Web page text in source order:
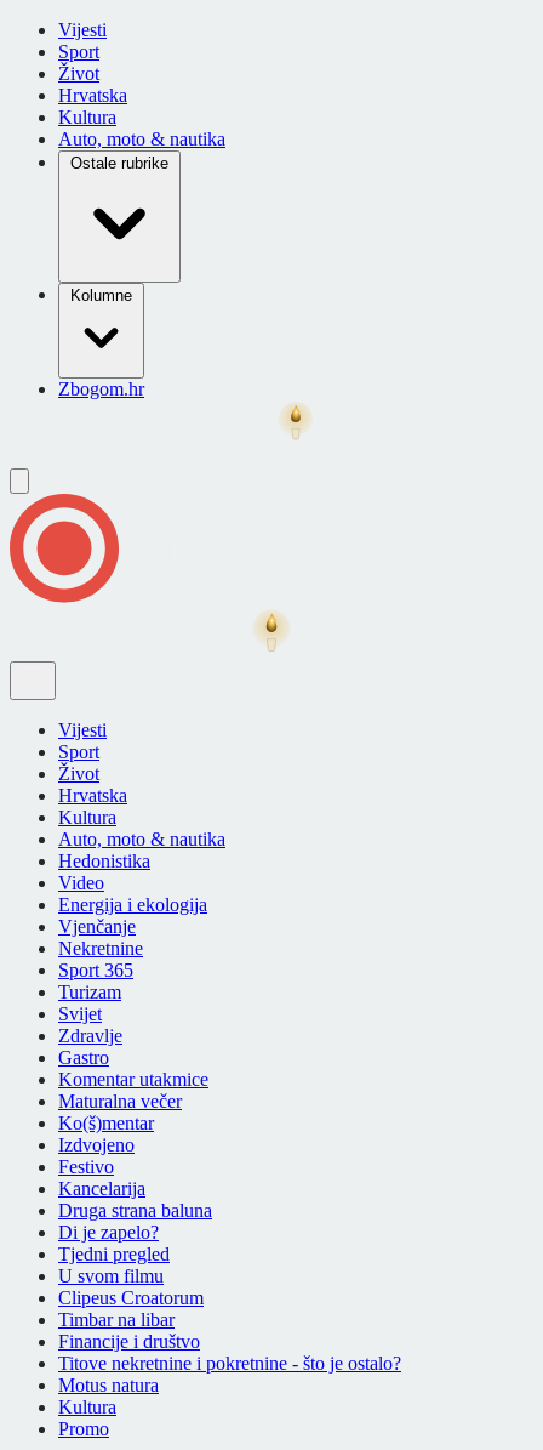
Vijesti
Sport
Život
Hrvatska
Kultura
Auto, moto & nautika
Ostale rubrike
Kolumne
Zbogom.hr
Vijesti
Sport
Život
Hrvatska
Kultura
Auto, moto & nautika
Hedonistika
Video
Energija i ekologija
Vjenčanje
Nekretnine
Sport 365
Turizam
Svijet
Zdravlje
Gastro
Komentar utakmice
Maturalna večer
Ko(š)mentar
Izdvojeno
Festivo
Kancelarija
Druga strana baluna
Di je zapelo?
Tjedni pregled
U svom filmu
Clipeus Croatorum
Timbar na libar
Financije i društvo
Titove nekretnine i pokretnine - što je ostalo?
Motus natura
Kultura
Promo